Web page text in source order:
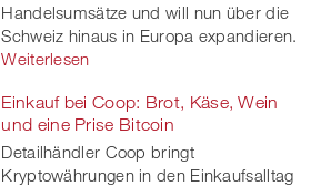
Handelsumsätze und will nun über die
Schweiz hinaus in Europa expandieren.
Weiterlesen
Einkauf bei Coop: Brot, Käse, Wein
und eine Prise Bitcoin
Detailhändler Coop bringt
Kryptowährungen in den Einkaufsalltag